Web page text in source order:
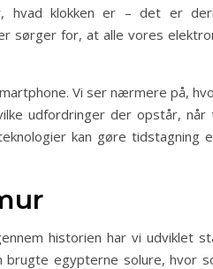
hvad klokken er – det er
sørger for, at alle vores
Vi ser nærmere på,
udfordringer der opstår, når
kan gøre tidstagning
historien har vi udviklet
egypterne solure, hvor